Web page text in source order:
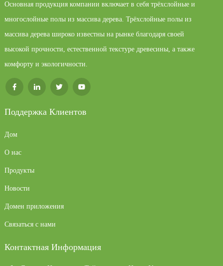
Основная продукция компании включает в себя трёхслойные и
многослойные полы из массива дерева. Трёхслойные полы из
массива дерева широко известны на рынке благодаря своей
высокой прочности, естественной текстуре древесины, а также
комфорту и экологичности.
Поддержка Клиентов
Дом
О нас
Продукты
Новости
Домен приложения
Связаться с нами
Контактная Информация